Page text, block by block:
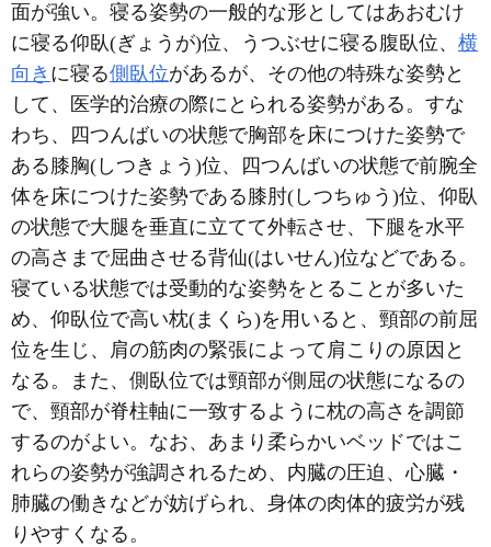
面が強い。寝る姿勢の一般的な形としてはあおむけ
に寝る仰臥(ぎょうが)位、うつぶせに寝る腹臥位、 横
向き に寝る側臥位があるが、その他の特殊な姿勢と
して、医学的治療の際にとられる姿勢がある。すな
わち、四つんばいの状態で胸部を床につけた姿勢で
ある膝胸(しつきょう)位、四つんばいの状態で前腕全
体を床につけた姿勢である膝肘(しつちゅう)位、仰臥
の状態で大腿を垂直に立てて外転させ、下腿を水平
の高さまで屈曲させる背仙(はいせん)位などである。
寝ている状態では受動的な姿勢をとることが多いた
め、仰臥位で高い枕(まくら)を用いると、頸部の前屈
位を生じ、肩の筋肉の緊張によって肩こりの原因と
なる。また、側臥位では頸部が側屈の状態になるの
で、頸部が脊柱軸に一致するように枕の高さを調節
するのがよい。なお、あまり柔らかいベッドではこ
れらの姿勢が強調されるため、内臓の圧迫、心臓・
肺臓の働きなどが妨げられ、身体の肉体的疲労が残
りやすくなる。